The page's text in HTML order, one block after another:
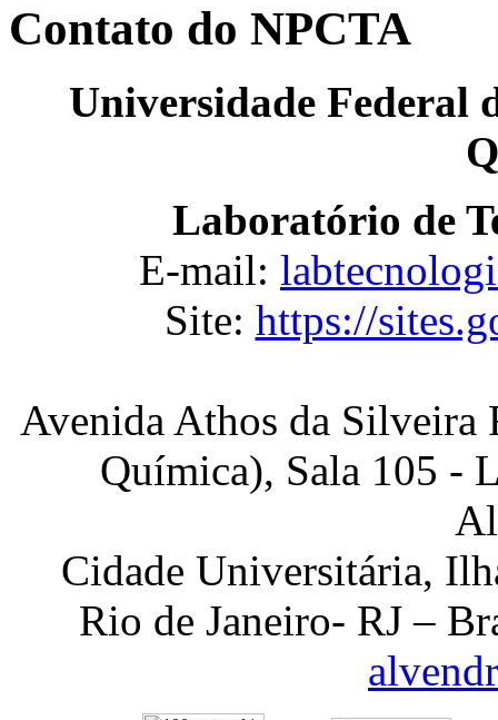
Contato do NPCTA
Universidade Federal
Laboratório de
E-mail:
Site: https://
Avenida Athos da Silveira
Química), Sala 105 -
Cidade Universitária,
Rio de Janeiro- RJ –